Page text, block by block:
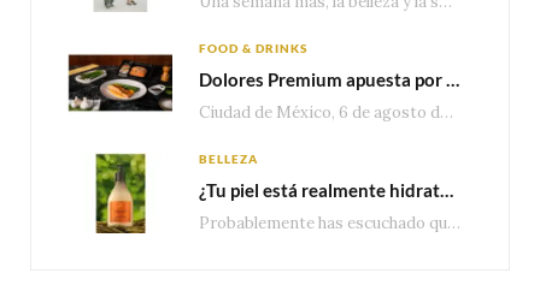
FOOD & DRINKS
Dolores Premium apuesta por el salmón para seguir creciendo en categorías estratégicas
Ciudad de México, 6 de agosto de 2026.— Con una producción de 2.17 millones de…
BELLEZA
¿Tu piel está realmente hidratada? 4 señales que podrían indicar que necesita algo más
Probablemente has escuchado que el cuidado e hidratación corporal se suele asociar únicamente con una…